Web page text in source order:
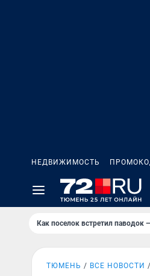
НЕДВИЖИМОСТЬ
Как поселок встретил паводок
ТЮМЕНЬ ВСЕ НОВОСТИ